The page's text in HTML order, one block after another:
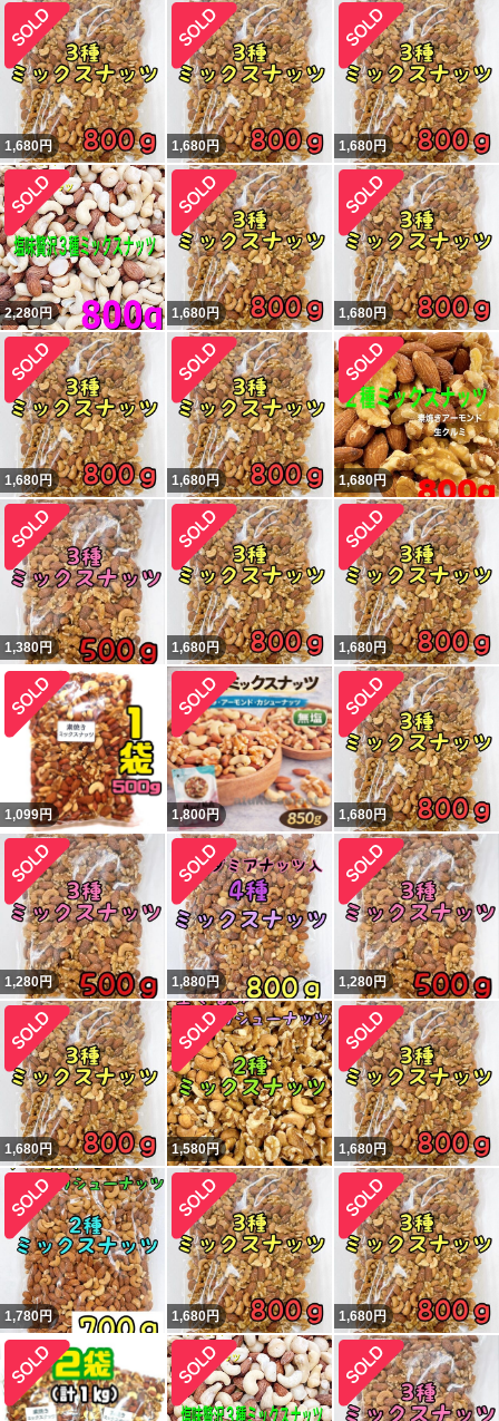
1,680円 1,680円 1,680円
2,280円 1,680円 1,680円
1,680円 1,680円 1,680円
1,380円 1,680円 1,680円
1,099円 1,800円 1,680円
1,280円 1,880円 1,280円
1,680円 1,580円 1,680円
1,780円 1,680円 1,680円